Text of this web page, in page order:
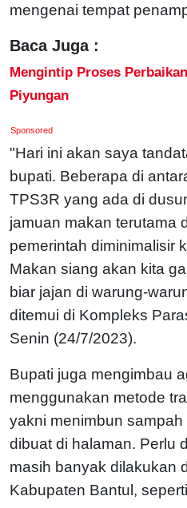
mengenai tempat
Baca Juga :
Mengintip Proses
Piyungan
Sponsored
"Hari ini akan saya
bupati. Beberapa di
TPS3R yang ada di
jamuan makan terutama
pemerintah diminimalisir
Makan siang akan kita
biar jajan di warung-
ditemui di Kompleks
Senin (24/7/2023).
Bupati juga mengimbau
menggunakan metode
yakni menimbun
dibuat di halaman. Perlu
masih banyak dilakukan
Kabupaten Bantul,